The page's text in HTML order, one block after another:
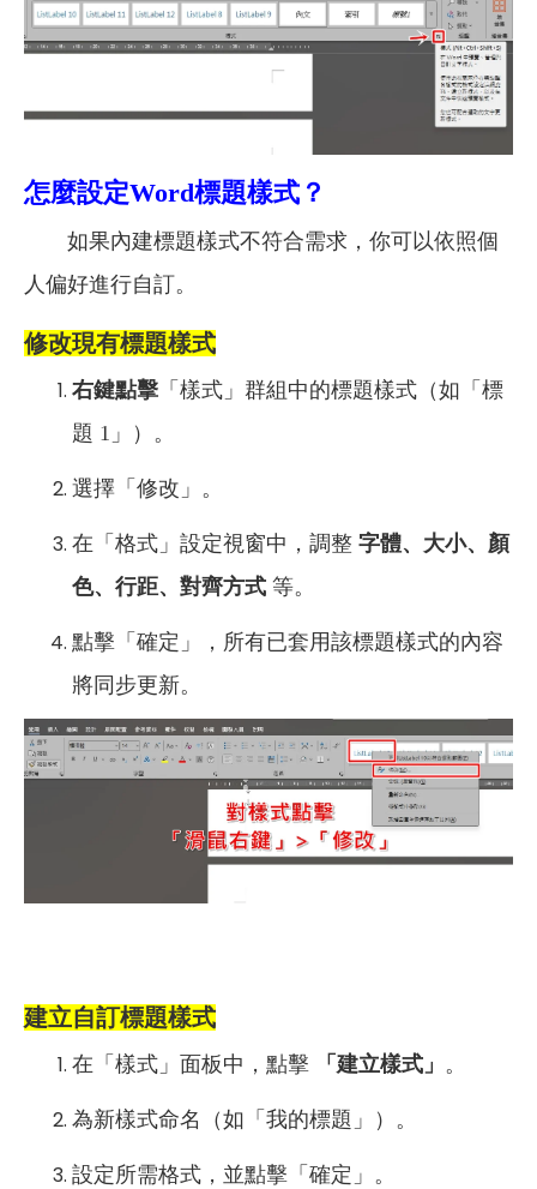
怎麼設定Word標題樣式？
如果內建標題樣式不符合需求，你可以依照個
人偏好進行自訂。
修改現有標題樣式
右鍵點擊 「樣式」群組中的標題樣式（如「標
題 1」）。
選擇「修改」。
在「格式」設定視窗中，調整 字體、大小、顏
色、行距、對齊方式 等。
點擊「確定」，所有已套用該標題樣式的內容
將同步更新。
建立自訂標題樣式
在「樣式」面板中，點擊 「建立樣式」 。
為新樣式命名（如「我的標題」）。
設定所需格式，並點擊「確定」。